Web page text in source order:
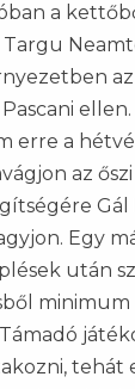
a
Targu
Pascani
erre a
az
Egy
után
tehát